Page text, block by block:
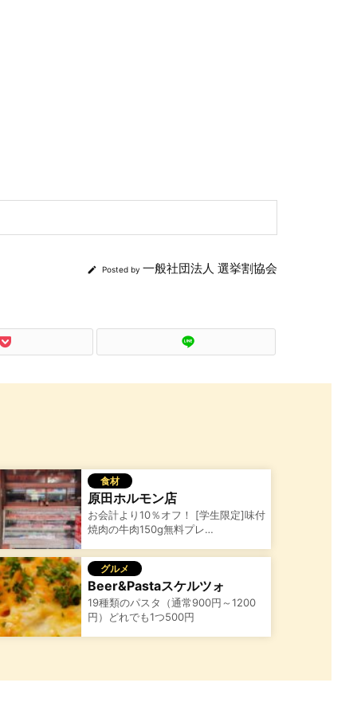
 Posted by 一般社団法人 選挙割協会
食材
原田ホルモン店
お会計より10％オフ！ [学生限定]味付
焼肉の牛肉150g無料プレ…
グルメ
Beer&Pastaスケルツォ
19種類のパスタ（通常900円～1200
円）どれでも1つ500円